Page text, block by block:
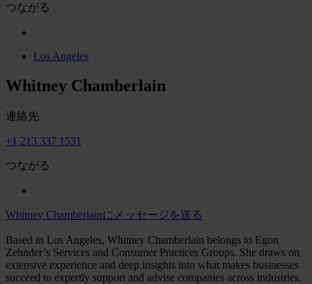
つながる
Los Angeles
Whitney Chamberlain
連絡先
+1 213 337 1531
つながる
Whitney Chamberlainにメッセージを送る
Based in Los Angeles, Whitney Chamberlain belongs to Egon
Zehnder’s Services and Consumer Practices Groups. She draws on
extensive experience and deep insights into what makes businesses
succeed to expertly support and advise companies across industries.